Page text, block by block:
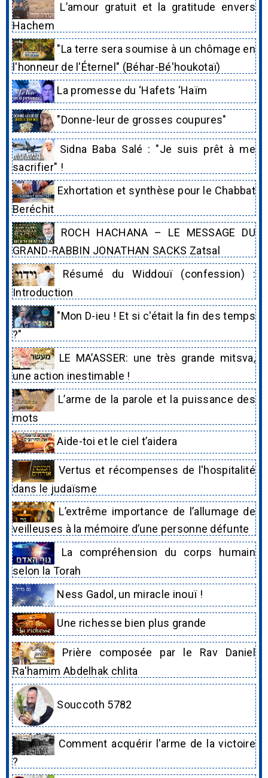
L’amour gratuit et la gratitude envers
Hachem
"La terre sera soumise à un chômage en
l'honneur de l'Éternel" (Béhar-Bé'houkotaï)
La promesse du ‘Hafets ‘Haïm
"Donne-leur de grosses coupures"
Sidna Baba Salé : "Je suis prêt à me
sacrifier" !
Exhortation et synthèse pour le Chabbat
Beréchit
ROCH HACHANA – LE MESSAGE DU
GRAND-RABBIN JONATHAN SACKS Zatsal
Résumé du Widdouï (confession) :
Introduction
"Mon D-ieu ! Et si c'était la fin des temps
?"
LE MA’ASSER: une très grande mitsva,
une action inestimable !
L’arme de la parole et la puissance des
mots
Aide-toi et le ciel t’aidera
Vertus et récompenses de l'hospitalité
dans le judaïsme
L’extrême importance de l’allumage de
veilleuses à la mémoire d’une personne défunte
La compréhension du corps humain
selon la Torah
Ness Gadol, un miracle inouï !
Une richesse bien plus grande
Prière composée par le Rav Daniel
Ra'hamim Abdelhak chlita
Souccoth 5782
Comment acquérir l'arme de la victoire
?